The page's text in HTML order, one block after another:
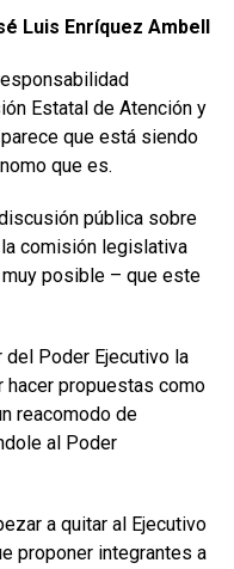
Luis Enríquez Ambell
Estatal de Atención y
que está siendo
que es.
pública sobre
la comisión legislativa
posible – que este
del Poder Ejecutivo la
hacer propuestas como
reacomodo de
al Poder
a quitar al Ejecutivo
proponer integrantes a